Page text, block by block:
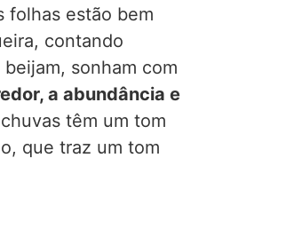
folhas estão bem
contando
sonham com
a abundância e
têm um tom
que traz um tom